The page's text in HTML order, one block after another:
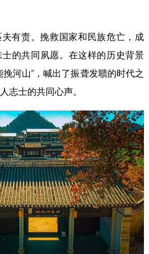
责。挽救国家和民族危亡，成
的共同夙愿。在这样的历史背景
挽河山”，喊出了振聋发聩的时代之
志士的共同心声。